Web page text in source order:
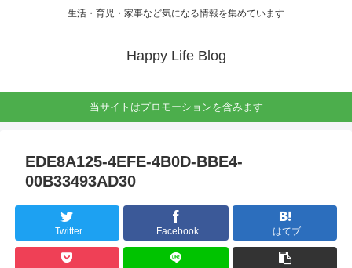
生活・育児・家事など気になる情報を集めています
Happy Life Blog
当サイトはプロモーションを含みます
EDE8A125-4EFE-4B0D-BBE4-
00B33493AD30
Twitter Facebook はてブ